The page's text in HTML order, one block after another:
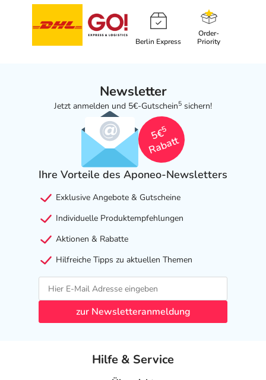
Berlin Express
Order-
Priority
Newsletter
Jetzt anmelden und 5€-Gutschein5 sichern!
5€
5
Rabatt
Ihre Vorteile des Aponeo-Newsletters
Exklusive Angebote & Gutscheine
Individuelle Produktempfehlungen
Aktionen & Rabatte
Hilfreiche Tipps zu aktuellen Themen
zur Newsletteranmeldung
Hilfe & Service